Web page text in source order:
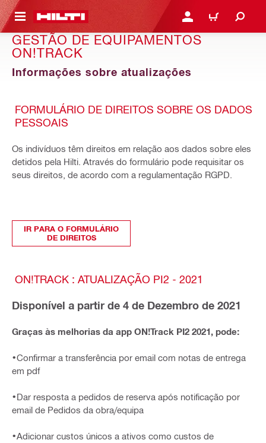
CONTENT ENTRAR OU REGISTAR
CARRINHO
GESTÃO DE EQUIPAMENTOS
ON!TRACK
Informações sobre atualizações
FORMULÁRIO DE DIREITOS SOBRE OS DADOS
PESSOAIS
Os indivíduos têm direitos em relação aos dados sobre eles
detidos pela Hilti. Através do formulário pode requisitar os
seus direitos, de acordo com a regulamentação RGPD.
IR PARA O FORMULÁRIO
DE DIREITOS
ON!TRACK : ATUALIZAÇÃO PI2 - 2021
Disponível a partir de 4 de Dezembro de 2021
Graças às melhorias da app ON!Track PI2 2021, pode:
•Confirmar a transferência por email com notas de entrega
em pdf
•Dar resposta a pedidos de reserva após notificação por
email de Pedidos da obra/equipa
•Adicionar custos únicos a ativos como custos de